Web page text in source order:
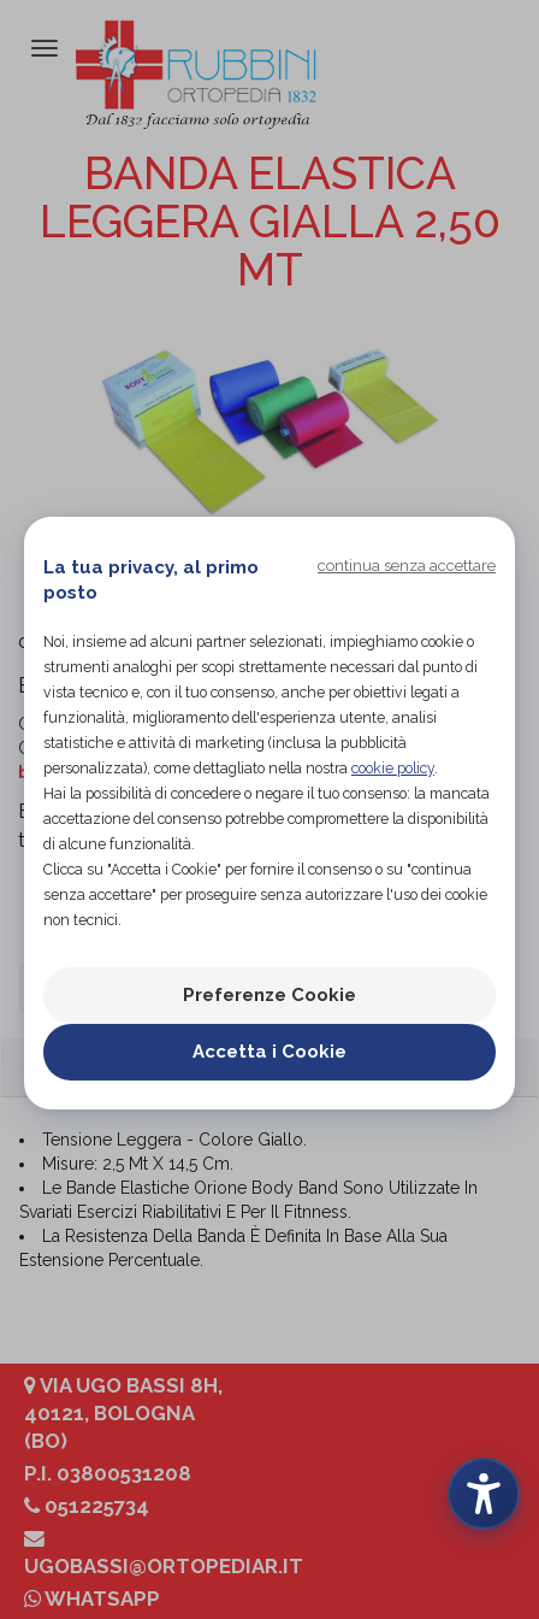
Attiva/disattiva
BANDA ELASTICA
LEGGERA GIALLA 2,50
MT
rispecchiare appieno le caratteristiche del prodotto.
di Orione
Banda Elastica
Codice OTGP:SAFBPD7196| Riferimento produttore:
Codice Nomenclatore tariffario: 03.48.99 | Categoria:
benessere»Linea sport»Attrezzi per riabilitazione
Banda elastica per riabilitazione Orione - Ok Rehab,
tensione leggera, colore giallo.
Organizza prova in negozio
CARATTERISTICHE
Tensione Leggera - Colore Giallo.
Misure: 2,5 Mt X 14,5 Cm.
Le Bande Elastiche Orione Body Band Sono Utilizzate In
Svariati Esercizi Riabilitativi E Per Il Fitnness.
La Resistenza Della Banda È Definita In Base Alla Sua
Estensione Percentuale.
VIA UGO BASSI 8H,
40121, BOLOGNA
(BO)
P.I. 03800531208
051225734
UGOBASSI@ORTOPEDIAR.IT
WHATSAPP
La tua privacy, al primo
posto
continua senza accettare
Noi, insieme ad alcuni partner selezionati, impieghiamo cookie o
strumenti analoghi per scopi strettamente necessari dal punto di
vista tecnico e, con il tuo consenso, anche per obiettivi legati a
funzionalità, miglioramento dell'esperienza utente, analisi
statistiche e attività di marketing (inclusa la pubblicità
personalizzata), come dettagliato nella nostra cookie policy.
Hai la possibilità di concedere o negare il tuo consenso: la mancata
accettazione del consenso potrebbe compromettere la disponibilità
di alcune funzionalità.
Clicca su "Accetta i Cookie" per fornire il consenso o su "continua
senza accettare" per proseguire senza autorizzare l'uso dei cookie
non tecnici.
Preferenze Cookie
Accetta i Cookie